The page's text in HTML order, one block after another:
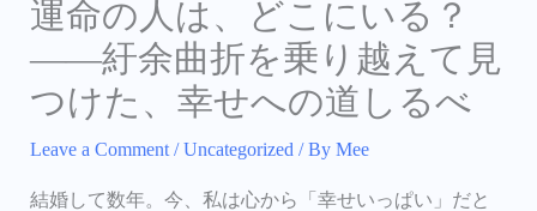
運命の人は、どこにいる？
――紆余曲折を乗り越えて見
つけた、幸せへの道しるべ
Leave a Comment /Uncategorized / By Mee
結婚して数年。今、私は心から「幸せいっぱい」だと